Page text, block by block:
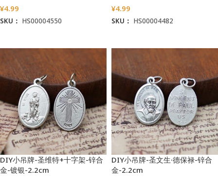
¥4.99
SKU： HS00004550
¥4.99
SKU： HS00004482
DIY小吊牌-圣维特+十字架-锌合
金-镀银-2.2cm
DIY小吊牌-圣文生·德保禄-锌合
金-2.2cm